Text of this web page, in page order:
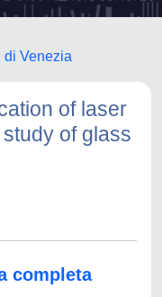
di Venezia
of laser
of glass
completa